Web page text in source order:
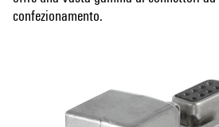
confezionamento.